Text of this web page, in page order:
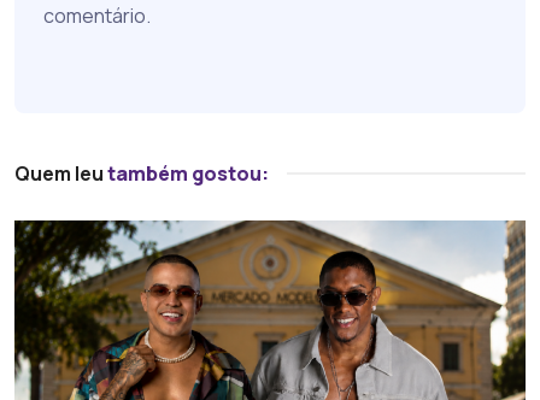
comentário.
Quem leutambém gostou: